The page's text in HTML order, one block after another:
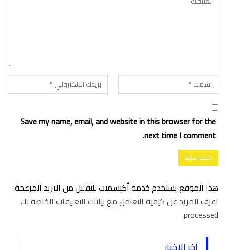
Save my name, email, and website in this browser for the
next time I comment.
هذا الموقع يستخدم خدمة أكيسميت للتقليل من البريد المزعجة.
اعرف المزيد عن كيفية التعامل مع بيانات التعليقات الخاصة بك
processed
.